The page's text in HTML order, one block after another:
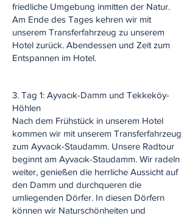
friedliche Umgebung inmitten der Natur.
Am Ende des Tages kehren wir mit
unserem Transferfahrzeug zu unserem
Hotel zurück. Abendessen und Zeit zum
Entspannen im Hotel.
​3. Tag 1: Ayvacık-Damm und Tekkeköy-
Höhlen
Nach dem Frühstück in unserem Hotel
kommen wir mit unserem Transferfahrzeug
zum Ayvacık-Staudamm. Unsere Radtour
beginnt am Ayvacık-Staudamm. Wir radeln
weiter, genießen die herrliche Aussicht auf
den Damm und durchqueren die
umliegenden Dörfer. In diesen Dörfern
können wir Naturschönheiten und